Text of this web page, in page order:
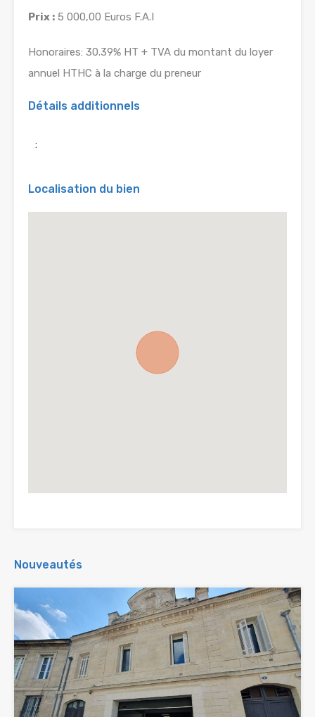
Prix : 5 000,00 Euros F.A.I
Honoraires: 30.39% HT + TVA du montant du loyer
annuel HTHC à la charge du preneur
Détails additionnels
:
Localisation du bien
Nouveautés